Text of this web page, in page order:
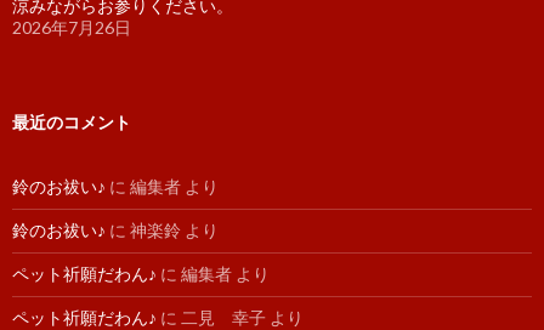
涼みながらお参りください。
2026年7月26日
最近のコメント
鈴のお祓い♪ に 編集者 より
鈴のお祓い♪ に 神楽鈴 より
ペット祈願だわん♪ に 編集者 より
ペット祈願だわん♪ に 二見 幸子 より